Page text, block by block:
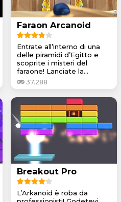
Faraon Arcanoid
Entrate all’interno di una
delle piramidi d’Egitto e
scoprite i misteri del
faraone! Lanciate la...
37.288
Breakout Pro
L’Arkanoid è roba da